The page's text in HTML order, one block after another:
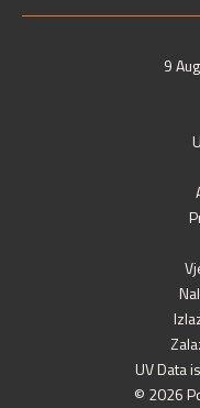
9
UV Data
© 2026